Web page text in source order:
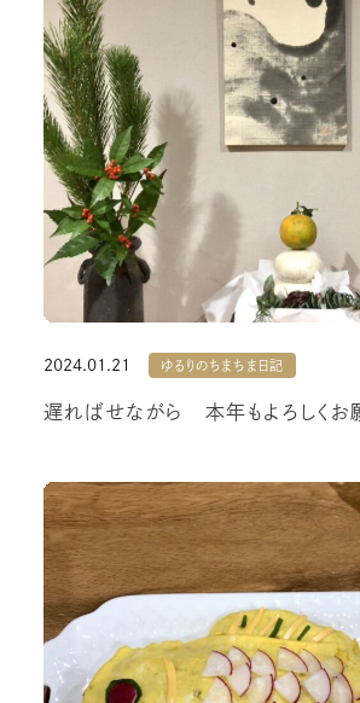
2024.01.21 ゆるりのちまちま日記
遅ればせながら 本年もよろしくお